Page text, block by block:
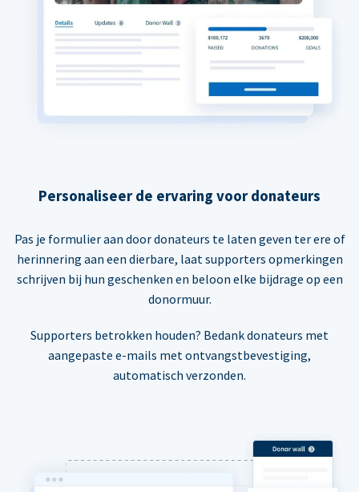
Personaliseer de ervaring voor donateurs
Pas je formulier aan door donateurs te laten geven ter ere of
herinnering aan een dierbare, laat supporters opmerkingen
schrijven bij hun geschenken en beloon elke bijdrage op een
donormuur.
Supporters betrokken houden? Bedank donateurs met
aangepaste e-mails met ontvangstbevestiging,
automatisch verzonden.